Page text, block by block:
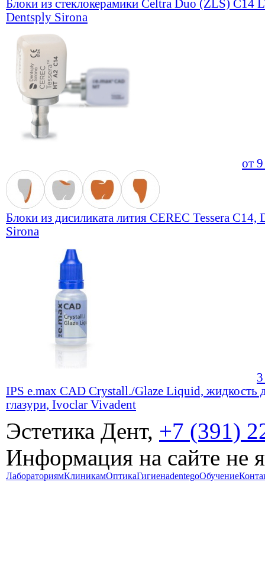
Блоки из стеклокерамики Celtra Duo (ZLS) C14
Dentsply Sirona
от
Блоки из дисиликата лития CEREC Tessera C14,
Sirona
IPS e.max CAD Crystall./Glaze Liquid, жидкость
глазури, Ivoclar Vivadent
Эстетика Дент, +7 (391)
Информация на сайте не
ЛабораториямКлиникамОптикаГигиенаdentegoОбучение